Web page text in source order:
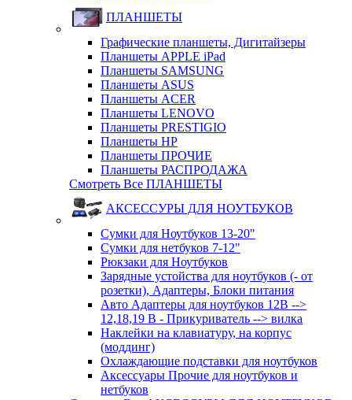
ПЛАНШЕТЫ
Графические планшеты, Дигитайзеры
Планшеты APPLE iPad
Планшеты SAMSUNG
Планшеты ASUS
Планшеты ACER
Планшеты LENOVO
Планшеты PRESTIGIO
Планшеты HP
Планшеты ПРОЧИЕ
Планшеты РАСПРОДАЖА
Смотреть Все ПЛАНШЕТЫ
АКСЕССУРЫ ДЛЯ НОУТБУКОВ
Сумки для Ноутбуков 13-20"
Сумки для нетбуков 7-12"
Рюкзаки для Ноутбуков
Зарядные устойства для ноутбуков (- от
розетки), Адаптеры, Блоки питания
Авто Адаптеры для ноутбуков 12В -->
12,18,19 В - Прикуриватель --> вилка
Наклейки на клавиатуру, на корпус
(моддинг)
Охлаждающие подставки для ноутбуков
Аксессуары Прочие для ноутбуков и
нетбуков